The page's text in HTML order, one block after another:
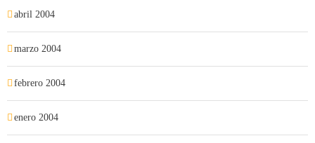
abril 2004
marzo 2004
febrero 2004
enero 2004